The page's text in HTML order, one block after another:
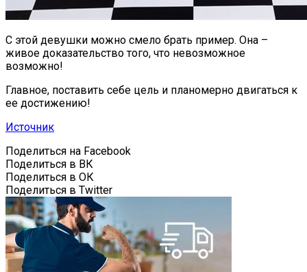
С этой девушки можно смело брать пример. Она –
живое доказательство того, что невозможное
возможно!
Главное, поставить себе цель и планомерно двигаться к
ее достижению!
Источник
Поделиться на Facebook
Поделиться в ВК
Поделиться в ОК
Поделиться в Twitter